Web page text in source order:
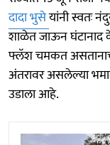
दादा भुसेयांनी स्वतः
शाळेत जाऊन घंटानाद
फ्लॅश चमकत
अंतरावर असलेल्या
उडाला आहे.